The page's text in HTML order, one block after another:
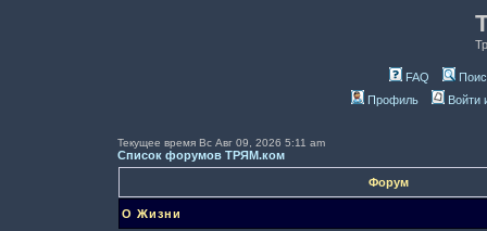
FAQ
Профиль
Войти
Текущее время Вс Авг 09, 2026 5:11 am
Список форумов ТРЯМ.ком
Форум
О Жизни